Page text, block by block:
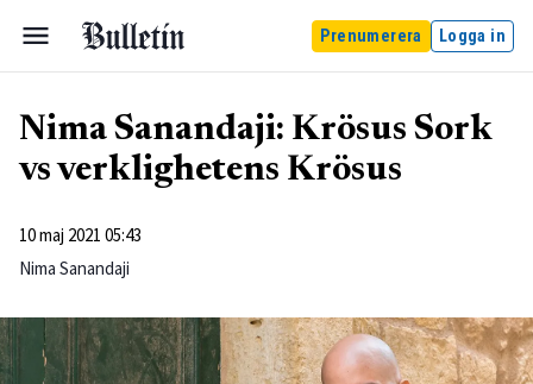
Prenumerera Logga in
Nima Sanandaji: Krösus Sork
vs verklighetens Krösus
10 maj 2021 05:43
Nima Sanandaji